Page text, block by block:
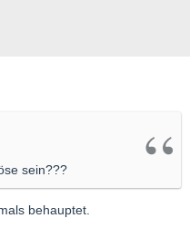
sein???
behauptet.